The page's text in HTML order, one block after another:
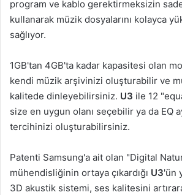
program ve kablo gerektirmeksizin
kullanarak müzik dosyalarını kolayca
sağlıyor.
1GB'tan 4GB'ta kadar kapasitesi olan
kendi müzik arşivinizi oluşturabilir ve
kalitede dinleyebilirsiniz. U3 ile 12
size en uygun olanı seçebilir ya da EQ
tercihinizi oluşturabilirsiniz.
Patenti Samsung'a ait olan "Digital
mühendisliğinin ortaya çıkardığı U3'ün
3D akustik sistemi, ses kalitesini